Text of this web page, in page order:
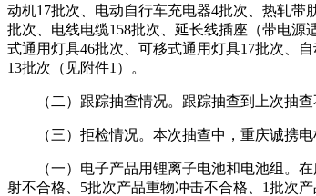
动机17批次、电动自行车充电器4批次、热轧带
批次、电线电缆158批次、延长线插座（带电源
式通用灯具46批次、可移式通用灯具17批次、
13批次（见附件1）。
（二）跟踪抽查情况。跟踪抽查到上次抽查
（三）拒检情况。本次抽查中，重庆诚携电
（一）电子产品用锂离子电池和电池组。在
射不合格、5批次产品重物冲击不合格、1批次